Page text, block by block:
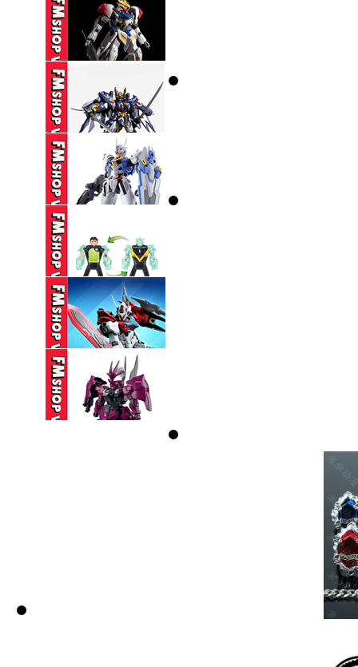
650,000 VND
DX ZEZTZ LICENSE
350,000 VND
(NOBOX-THIẾU PART-
SƠN LẠI) HG ...
270,000 VND
(NOBOX THIẾU PK
TAY) SEMBO ...
160,000 VND
(NOBOX) HG 1/144
GUNDAM AERIAL ...
330,000 VND
(NOBOX) PLAYMATES
BEN 10 ...
350,000 VND
(NOBOX) SEMBO
BLOCK HEAVENLY ...